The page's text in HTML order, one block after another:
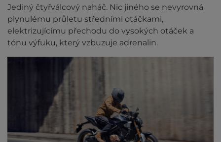
Jediný čtyřválcový naháč. Nic jiného se nevyrovná
plynulému průletu středními otáčkami,
elektrizujícímu přechodu do vysokých otáček a
tónu výfuku, který vzbuzuje adrenalin.